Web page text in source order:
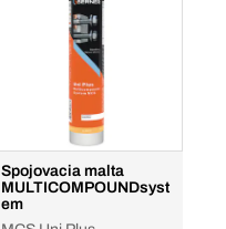
Spojovacia malta
MULTICOMPOUNDsyst
em